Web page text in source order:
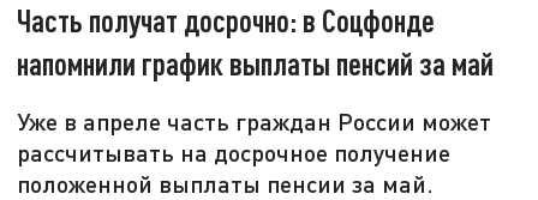
Часть получат досрочно: в Соцфонде
напомнили график выплаты пенсий за май
Уже в апреле часть граждан России может
рассчитывать на досрочное получение
положенной выплаты пенсии за май.